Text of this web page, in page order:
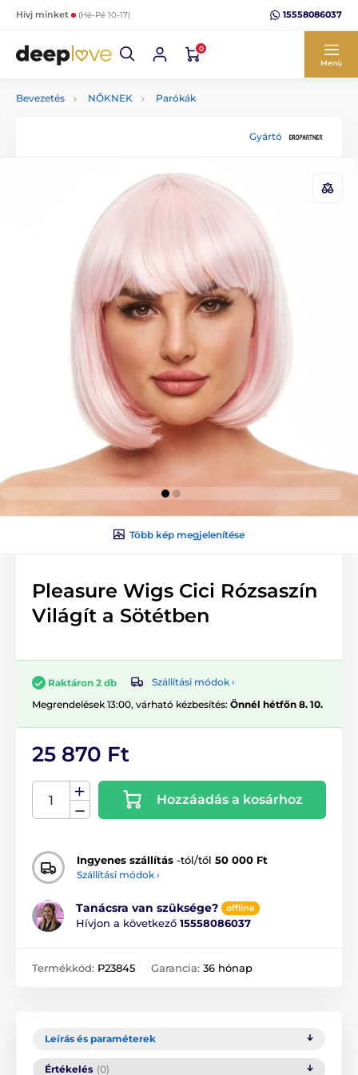
Hívj minket (Hé-Pé 10-17) 15558086037
0
Menü
Bevezetés NŐKNEK Parókák
Gyártó
Több kép megjelenítése
Pleasure Wigs Cici Rózsaszín
Világít a Sötétben
Raktáron 2 db
Szállítási módok ›
Megrendelések 13:00, várható kézbesítés: Önnél hétfőn 8. 10.
25 870 Ft
Hozzáadás a kosárhoz
Ingyenes szállítás -tól/től 50 000 Ft
Szállítási módok ›
Tanácsra van szüksége? offline
Hívjon a következő 15558086037
Termékkód: P23845 Garancia: 36 hónap
Leírás és paraméterek
Értékelés (0)